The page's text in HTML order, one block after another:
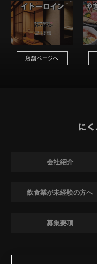
店舗ページへ
会社紹介
飲食業が未経験の方へ
募集要項